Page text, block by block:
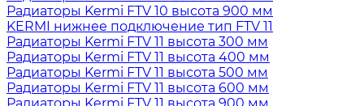
Радиаторы Kermi FTV 10 высота 900 мм
KERMI нижнее подключение тип FTV 11
Радиаторы Kermi FTV 11 высота 300 мм
Радиаторы Kermi FTV 11 высота 400 мм
Радиаторы Kermi FTV 11 высота 500 мм
Радиаторы Kermi FTV 11 высота 600 мм